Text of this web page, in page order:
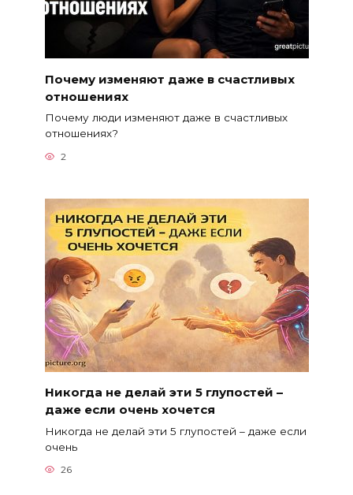
Почему изменяют даже в счастливых
отношениях
Почему люди изменяют даже в счастливых
отношениях?
2
Никогда не делай эти 5 глупостей –
даже если очень хочется
Никогда не делай эти 5 глупостей – даже если
очень
26